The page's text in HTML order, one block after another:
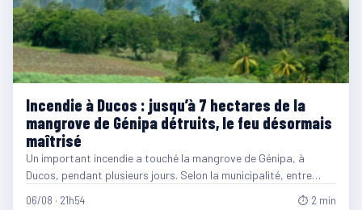
Incendie à Ducos : jusqu’à 7 hectares de la
mangrove de Génipa détruits, le feu désormais
maîtrisé
Un important incendie a touché la mangrove de Génipa, à
Ducos, pendant plusieurs jours. Selon la municipalité, entre…
06/08 · 21h54 ⏱ 2 min